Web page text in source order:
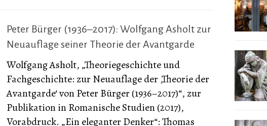
Peter Bürger (1936–2017): Wolfgang Asholt zur
Neuauflage seiner Theorie der Avantgarde
Wolfgang Asholt, „Theoriegeschichte und
Fachgeschichte: zur Neuauflage der ‚Theorie der
Avantgarde‘ von Peter Bürger (1936–2017)“, zur
Publikation in Romanische Studien (2017),
Vorabdruck. „Ein eleganter Denker“: Thomas